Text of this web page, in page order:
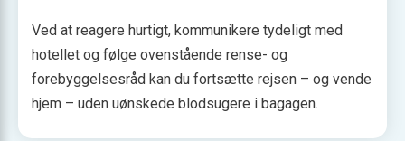
Ved at reagere hurtigt, kommunikere tydeligt med
hotellet og følge ovenstående rense- og
forebyggelsesråd kan du fortsætte rejsen – og vende
hjem – uden uønskede blodsugere i bagagen.